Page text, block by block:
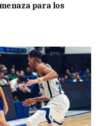
para los